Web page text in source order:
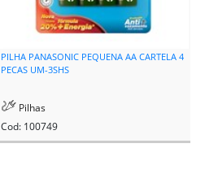
PILHA PANASONIC PEQUENA AA CARTELA 4
PECAS UM-3SHS
Pilhas
Cod: 100749